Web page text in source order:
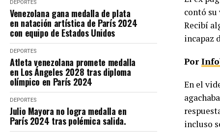
DEPORTES
Venezolana gana medalla de plata
en natación artística de París 2024
con equipo de Estados Unidos
DEPORTES
Atleta venezolana promete medalla
en Los Ángeles 2028 tras diploma
olímpico en París 2024
DEPORTES
Julio Mayora no logra medalla en
París 2024 tras polémica salida.
contó su
Recibí
incapaz
Por
En el
incluso